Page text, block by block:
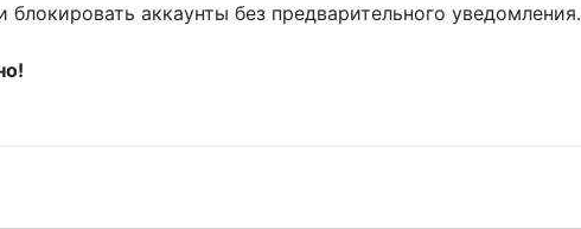
аккаунты без предварительного уведомления.